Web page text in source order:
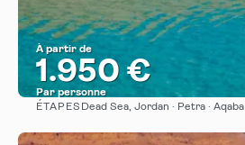
À partir de
1.950 €
Par personne
ÉTAPES Dead Sea, Jordan · Petra · Aqaba